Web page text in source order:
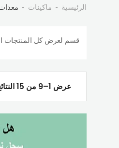
الرئيسية ماكينات
قسم لعرض كل المنتجات
عرض 1–9 من 15 النتائج